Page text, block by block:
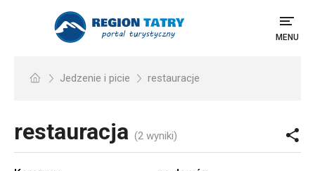
MENU
Jedzenie i picie restauracje
restauracja (2 wyniki)